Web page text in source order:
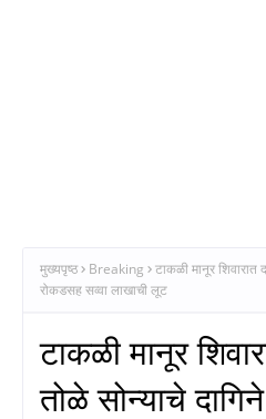
मुख्यपृष्ठ Breaking
टाकळी मानूर शिवारात
रोकडसह सव्वा लाखाची लूट
टाकळी मानूर
तोळे सोन्याचे